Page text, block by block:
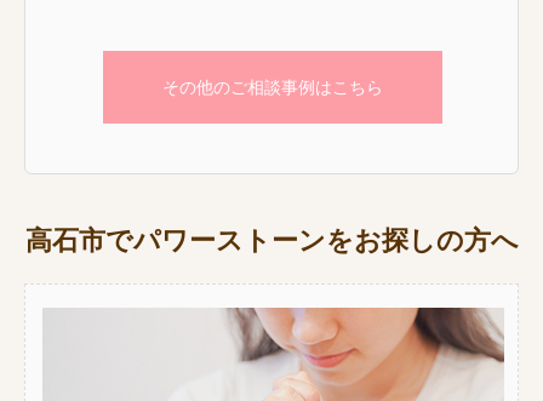
その他のご相談事例はこちら
高石市でパワーストーンをお探しの方へ